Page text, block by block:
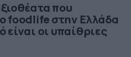
που
foodlife στην Ελλάδα
είναι οι υπαίθριες